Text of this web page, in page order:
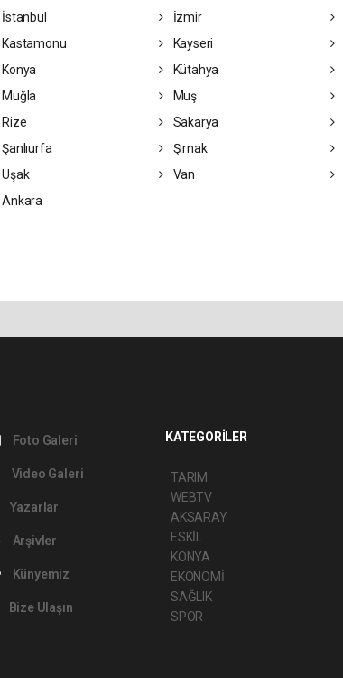
İstanbul İzmir
Kastamonu Kayseri
Konya Kütahya
Muğla Muş
Rize Sakarya
Şanlıurfa Şırnak
Uşak Van
Ankara
Foto Galeri
Video Galeri
Yazarlar
Arşivler
Künyemiz
Bize Ulaşın
KATEGORİLER
TARIM
WEBTV
AKSARAY
ESKİL
KONYA
EKONOMİ
SAĞLIK
SPOR